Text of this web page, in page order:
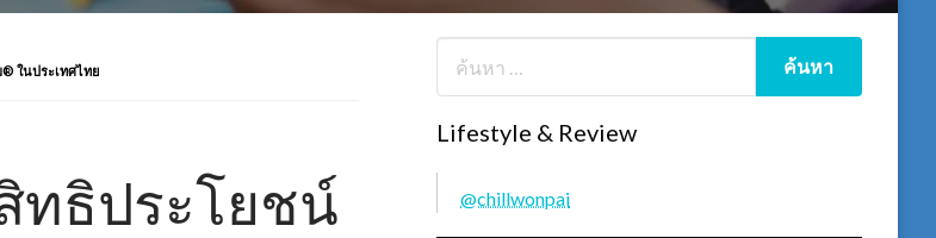
ในประเทศไทย
ทธิประโยชน์
Lifestyle & Review
@chillwonpai